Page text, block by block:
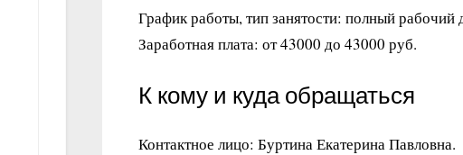
График работы, тип занятости: полный рабочий
Заработная плата: от 43000 до 43000 руб.
К кому и куда обращаться
Контактное лицо: Буртина Екатерина Павловна.